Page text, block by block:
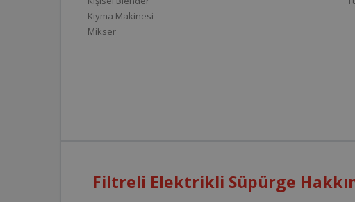
Kıyma Makinesi
Mikser
Filtreli Elektrikli Süpürge